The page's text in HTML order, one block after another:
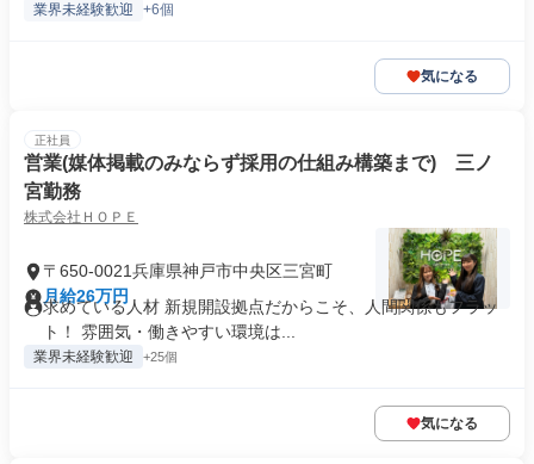
業界未経験歓迎 +6個
気になる
正社員
営業(媒体掲載のみならず採用の仕組み構築まで) 三ノ
宮勤務
株式会社ＨＯＰＥ
〒650-0021兵庫県神戸市中央区三宮町
月給26万円
求めている人材 新規開設拠点だからこそ、人間関係もフラッ
ト！ 雰囲気・働きやすい環境は...
業界未経験歓迎 +25個
気になる